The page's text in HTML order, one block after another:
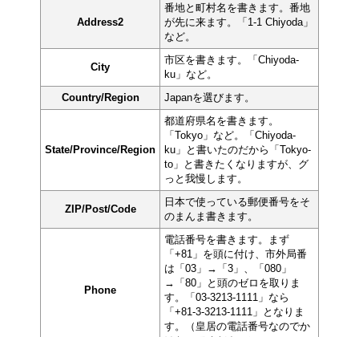
Address2
番地と町村名を書きます。番地
が先に来ます。「1-1 Chiyoda」
など。
City
市区を書きます。「Chiyoda-
ku」など。
Country/Region
Japanを選びます。
State/Province/Region
都道府県名を書きます。
「Tokyo」など。「Chiyoda-
ku」と書いたのだから「Tokyo-
to」と書きたくなりますが、グ
っと我慢します。
ZIP/Post/Code
日本で使っている郵便番号をそ
のまんま書きます。
Phone
電話番号を書きます。まず
「+81」を頭に付け、市外局番
は「03」→「3」、「080」
→「80」と頭のゼロを取りま
す。「03-3213-1111」なら
「+81-3-3213-1111」となりま
す。（皇居の電話番号なのでか